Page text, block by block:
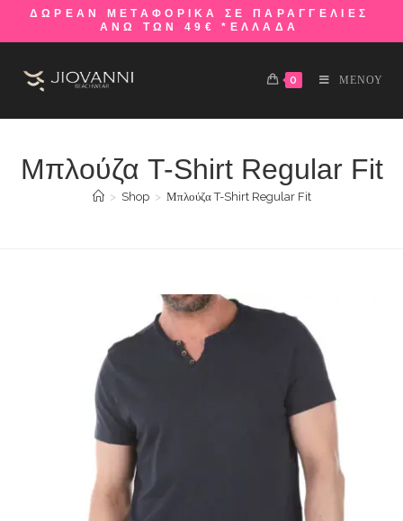
ΔΩΡΕΑΝ ΜΕΤΑΦΟΡΙΚΑ ΣΕ ΠΑΡΑΓΓΕΛΙΕΣ
ΑΝΩ ΤΩΝ 49€ *ΕΛΛΑΔΑ
0 ΜΕΝΟΥ
Μπλούζα T-Shirt Regular Fit
> Shop > Μπλούζα T-Shirt Regular Fit